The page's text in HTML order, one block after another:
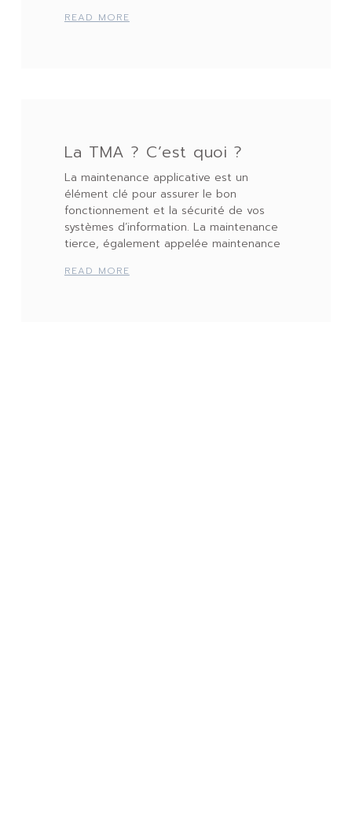
READ MORE
La TMA ? C’est quoi ?
La maintenance applicative est un
élément clé pour assurer le bon
fonctionnement et la sécurité de vos
systèmes d’information. La maintenance
tierce, également appelée maintenance
READ MORE